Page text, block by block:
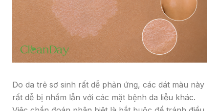
Do da trẻ sơ sinh rất dễ phản ứng, các dát màu này
rất dễ bị nhầm lẫn với các mặt bệnh da liễu khác.